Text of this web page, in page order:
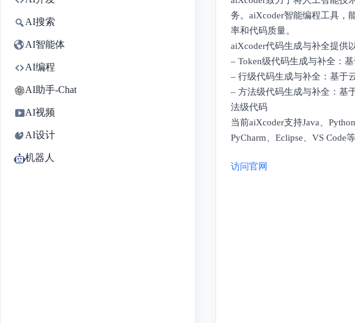
AI搜索
AI智能体
AI编程
AI助手-Chat
AI视频
AI设计
机器人
务。aiXcoder智能编程工具，
率和代码质量。
aiXcoder代码生成与补全提供
– Token级代码生成与补全：
– 行级代码生成与补全：基于
– 方法级代码生成与补全：基
法级代码
当前aiXcoder支持Java、
PyCharm、Eclipse、VS Code
访问官网